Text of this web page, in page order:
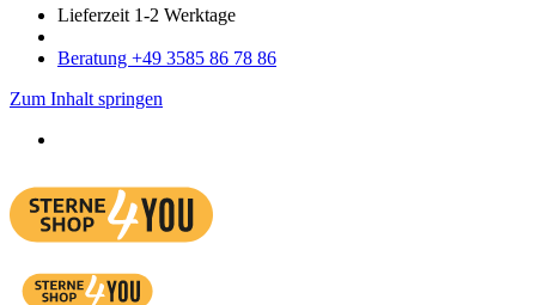
Liefer­zeit 1-2 Werk­tage
Bera­tung +49 3585 86 78 86
Zum Inhalt springen